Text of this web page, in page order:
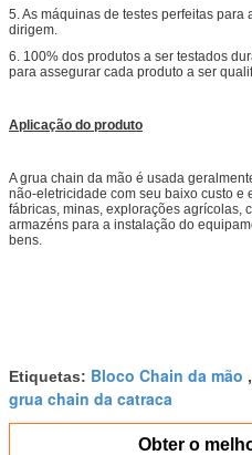
5. As máquinas de testes perfeitas para
dirigem.
6. 100% dos produtos a ser testados
para assegurar cada produto a ser
Aplicação do produto
A grua chain da mão é usada
não-eletricidade com seu baixo custo e
fábricas, minas, explorações agrícolas,
armazéns para a instalação do
bens.
Etiquetas: Bloco Chain da mão ,
grua chain da catraca
Obter o